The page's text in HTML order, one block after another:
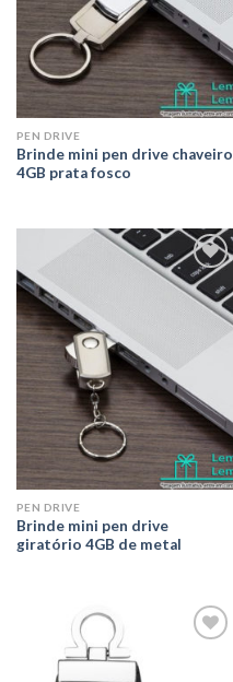
PEN DRIVE
Brinde mini pen drive chaveiro
4GB prata fosco
Adicionar
aos meus
desejos
PEN DRIVE
Brinde mini pen drive
giratório 4GB de metal